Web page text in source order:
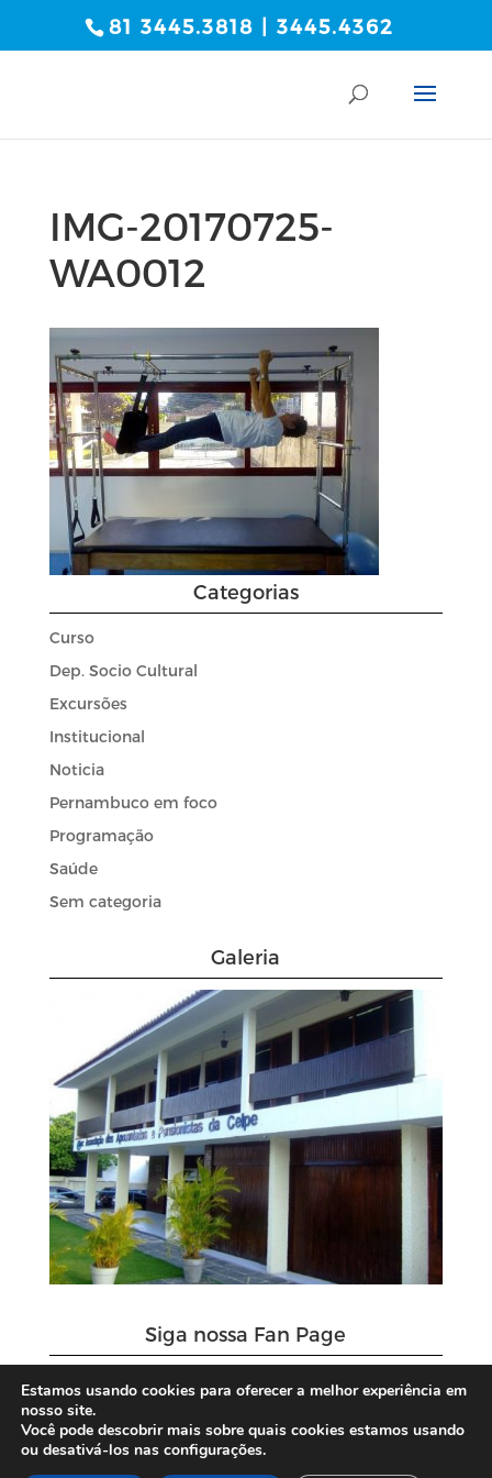
81 3445.3818 | 3445.4362
IMG-20170725-
WA0012
Categorias
Curso
Dep. Socio Cultural
Excursões
Institucional
Noticia
Pernambuco em foco
Programação
Saúde
Sem categoria
Galeria
Siga nossa Fan Page
Estamos usando cookies para oferecer a melhor experiência em
nosso site.
Você pode descobrir mais sobre quais cookies estamos usando
ou desativá-los nas configurações.